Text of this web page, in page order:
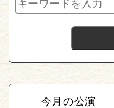
今月の公演